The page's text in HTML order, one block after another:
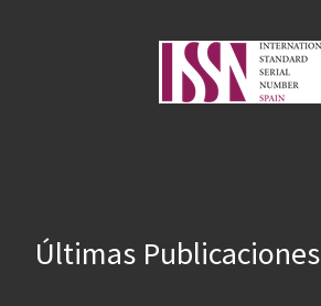
Últimas Publicaciones